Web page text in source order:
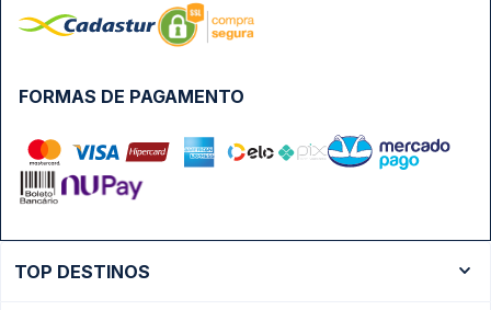
FORMAS DE PAGAMENTO
TOP DESTINOS